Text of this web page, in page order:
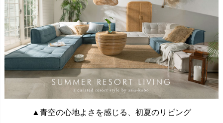
▲青空の心地よさを感じる、初夏のリビング